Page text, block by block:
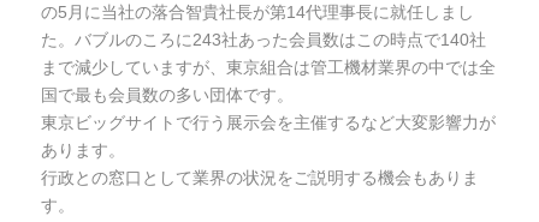
の5月に当社の落合智貴社長が第14代理事長に就任しまし
た。バブルのころに243社あった会員数はこの時点で140社
まで減少していますが、東京組合は管工機材業界の中では全
国で最も会員数の多い団体です。
東京ビッグサイトで行う展示会を主催するなど大変影響力が
あります。
行政との窓口として業界の状況をご説明する機会もありま
す。